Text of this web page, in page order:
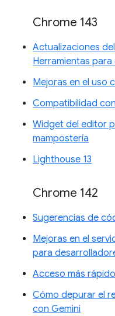
Chrome 143
Actualizaciones
Herramientas
Mejoras en el uso
Compatibilidad
Widget del editor
mampostería
Lighthouse 13
Chrome 142
Sugerencias de
Mejoras en el
para
Acceso más
Cómo depurar el
con Gemini